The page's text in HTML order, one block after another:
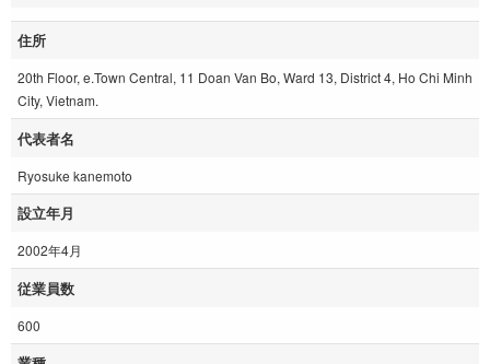
住所
20th Floor, e.Town Central, 11 Doan Van Bo, Ward 13, District 4, Ho Chi Minh
City, Vietnam.
代表者名
Ryosuke kanemoto
設立年月
2002年4月
従業員数
600